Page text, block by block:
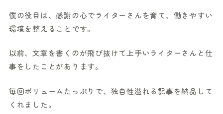
僕の役目は、感謝の心でライターさんを育て、働きやすい
環境を整えることです。
以前、文章を書くのが飛び抜けて上手いライターさんと仕
事をしたことがあります。
毎回ボリュームたっぷりで、独自性溢れる記事を納品して
くれました。